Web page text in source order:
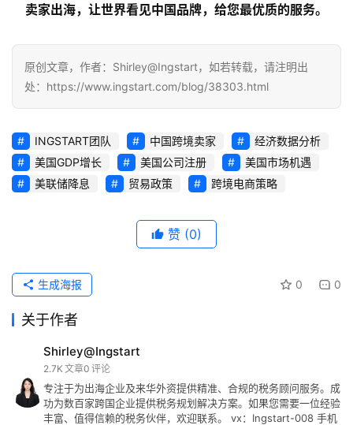
卖家出海，让世界看见中国品牌，给您最优质的服务。
原创文章，作者：Shirley@Ingstart，如若转载，请注明出
处：https://www.ingstart.com/blog/38303.html
INGSTART团队 中国跨境卖家
经济数据分析
美国GDP增长
美国公司注册
美国市场机遇
美联储降息
贸易政策 跨境电商策略
赞 (0)
0 0
生成海报
关于作者
Shirley@Ingstart
2.7K 文章0 评论
专注于为出海企业及来华外资提供精准、合规的税务顾问服务。成
功为数百家跨国企业提供税务规划解决方案。如果您需要一位经验
丰富、值得信赖的税务伙伴，欢迎联系。 vx：Ingstart-008 手机